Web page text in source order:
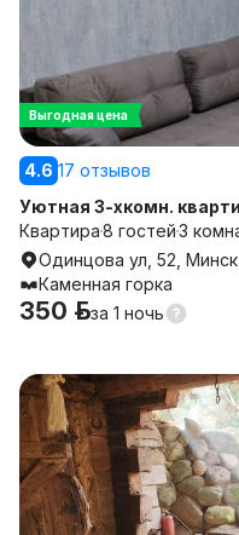
Выгодная цена
4.6 17 отзывов
Уютная 3-хкомн.
мест
Квартира8 гостей3
Одинцова ул, 52, Минск
Каменная горка
350 р.за 1 ночь